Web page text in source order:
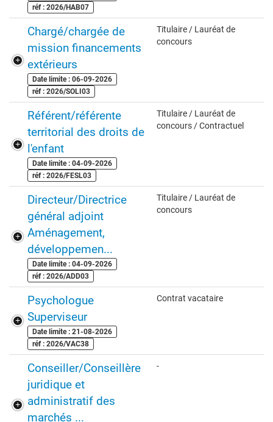
réf : 2026/HAB07
Chargé/chargée de
mission financements
extérieurs
Date limite : 06-09-2026
réf : 2026/SOLI03
Titulaire / Lauréat de
concours
Référent/référente
territorial des droits de
l'enfant
Date limite : 04-09-2026
réf : 2026/FESL03
Titulaire / Lauréat de
concours / Contractuel
Directeur/Directrice
général adjoint
Aménagement,
développemen...
Date limite : 04-09-2026
réf : 2026/ADD03
Titulaire / Lauréat de
concours
Psychologue
Superviseur
Date limite : 21-08-2026
réf : 2026/VAC38
Contrat vacataire
Conseiller/Conseillère
juridique et
administratif des
marchés ...
-